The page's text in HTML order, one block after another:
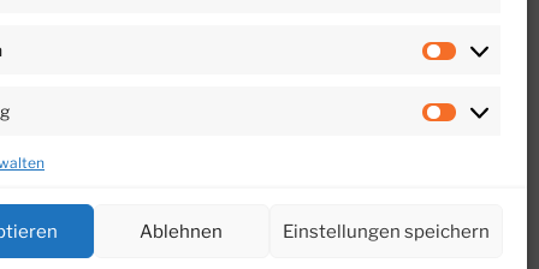
Ablehnen Einstellungen speichern